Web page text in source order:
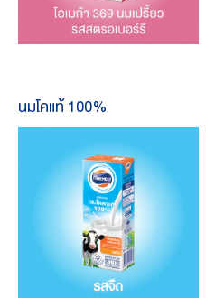
นมโคแท้ 100%